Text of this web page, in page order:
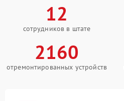
12
сотрудников в штате
2160
отремонтированных устройств